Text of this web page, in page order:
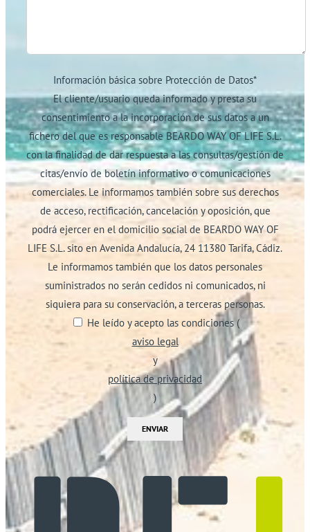
Información básica sobre Protección de Datos*
El cliente/usuario queda informado y presta su
consentimiento a la incorporación de sus datos a un
fichero del que es responsable BEARDO WAY OF LIFE S.L.
con la finalidad de dar respuesta a las consultas/gestión de
citas/envío de boletín informativo o comunicaciones
comerciales. Le informamos también sobre sus derechos
de acceso, rectificación, cancelación y oposición, que
podrá ejercer en el domicilio social de BEARDO WAY OF
LIFE S.L. sito en Avenida Andalucía, 24 11380 Tarifa, Cádiz.
Le informamos también que los datos personales
suministrados no serán cedidos ni comunicados, ni
siquiera para su conservación, a terceras personas.
He leído y acepto las condiciones (
aviso legal
y
política de privacidad
)